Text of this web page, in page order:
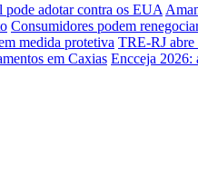
adotar contra os EUA
Consumidores podem
medida protetiva TRE-RJ abre
em Caxias Encceja 2026: